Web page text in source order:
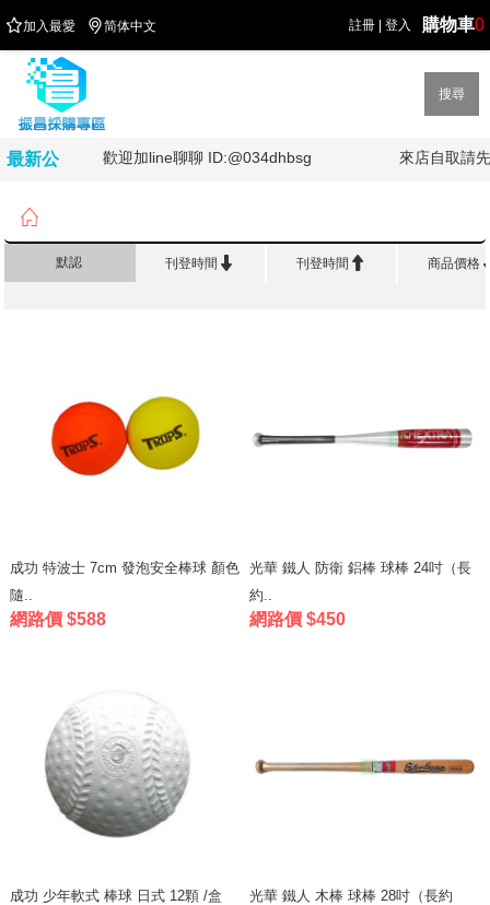
註冊 登入 購物車0
加入最愛 简体中文
搜尋
最新公 歡迎加line聊聊 ID:@034dhbsg 來店自取請先

默認 刊登時間  刊登時間  商品價格
成功 特波士 7cm 發泡安全棒球 顏色
隨..
網路價 $588
光華 鐵人 防衛 鋁棒 球棒 24吋（長
約..
網路價 $450
成功 少年軟式 棒球 日式 12顆 /盒
光華 鐵人 木棒 球棒 28吋（長約